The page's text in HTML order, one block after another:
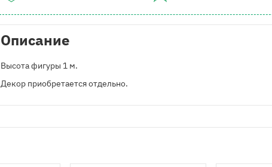
Описание
Высота фигуры 1 м.
Декор приобретается отдельно.